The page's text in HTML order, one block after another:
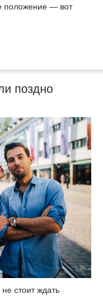
положение — вот
поздно
стоит ждать